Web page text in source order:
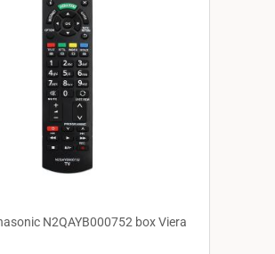
N2QAYB000752 box Viera